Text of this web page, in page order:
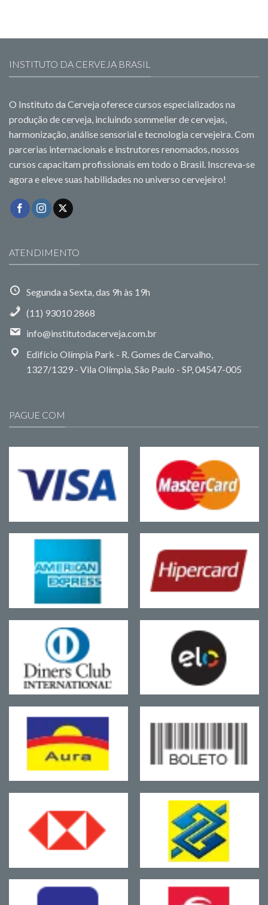
INSTITUTO DA CERVEJA BRASIL
O Instituto da Cerveja oferece cursos especializados na
produção de cerveja, incluindo sommelier de cervejas,
harmonização, análise sensorial e tecnologia cervejeira. Com
parcerias internacionais e instrutores renomados, nossos
cursos capacitam profissionais em todo o Brasil. Inscreva-se
agora e eleve suas habilidades no universo cervejeiro!
ATENDIMENTO
Segunda a Sexta, das 9h às 19h
(11) 93010 2868
info@institutodacerveja.com.br
Edifício Olímpia Park - R. Gomes de Carvalho,
1327/1329 - Vila Olímpia, São Paulo - SP, 04547-005
PAGUE COM